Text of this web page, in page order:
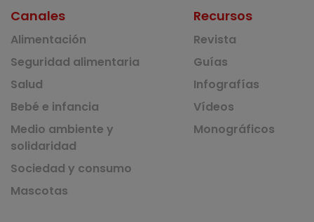
Canales
Alimentación
Seguridad alimentaria
Salud
Bebé e infancia
Medio ambiente y
solidaridad
Sociedad y consumo
Mascotas
Recursos
Revista
Guías
Infografías
Vídeos
Monográficos